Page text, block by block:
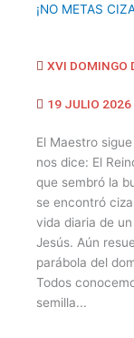
¡NO METAS
XVI DOMINGO
19 JULIO 2026
El Maestro
nos dice: El
que sembró la
se encontró
vida diaria de
Jesús. Aún
parábola del
Todos
semilla...